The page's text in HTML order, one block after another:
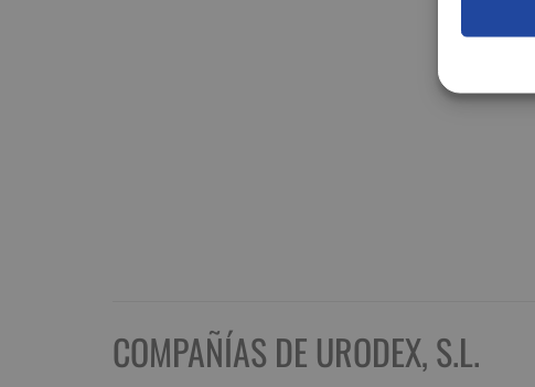
COMPAÑÍAS DE URODEX, S.L.